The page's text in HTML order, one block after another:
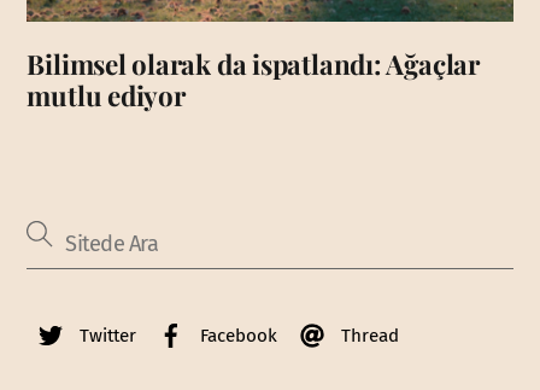
Bilimsel olarak da ispatlandı: Ağaçlar
mutlu ediyor
Twitter Facebook Thread